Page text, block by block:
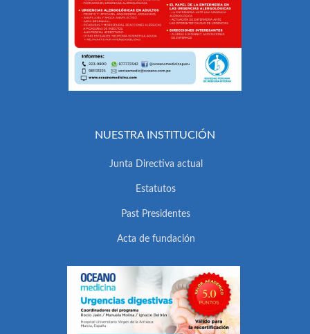
NUESTRA INSTITUCIÓN
Junta Directiva actual
Estatutos
Past Presidentes
Acta de fundación